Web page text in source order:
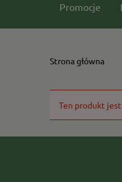
Promocje
Strona główna
Ten produkt